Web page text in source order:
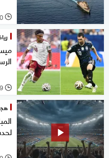
l
20
l
19